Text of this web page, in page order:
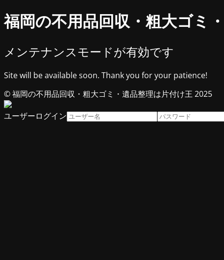
福岡の不用品回収・粗大ゴミ
メンテナンスモードが有効です
Site will be available soon. Thank you for your patience!
© 福岡の不用品回収・粗大ゴミ・遺品整理は片付け王 2025
ユーザーログイン